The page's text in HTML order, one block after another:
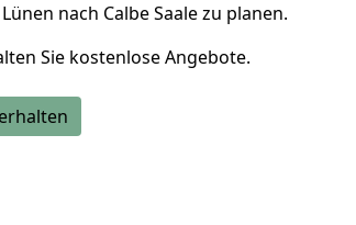
nach Calbe Saale zu planen.
Sie kostenlose Angebote.